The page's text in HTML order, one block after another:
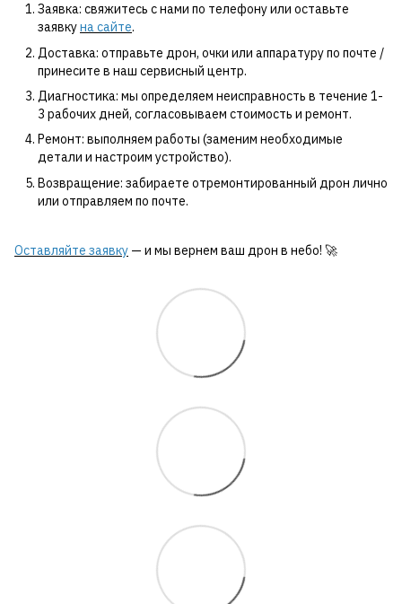
Заявка: свяжитесь с нами по телефону или оставьте
заявкуна сайте.
Доставка: отправьте дрон, очки или аппаратуру по почте /
принесите в наш сервисный центр.
Диагностика: мы определяем неисправность в течение 1-
3 рабочих дней, согласовываем стоимость и ремонт.
Ремонт: выполняем работы (заменим необходимые
детали и настроим устройство).
Возвращение: забираете отремонтированный дрон лично
или отправляем по почте.
Оставляйте заявку — и мы вернем ваш дрон в небо! 🚀